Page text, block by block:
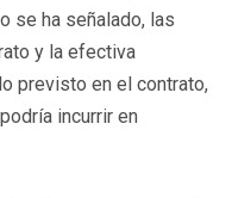
se ha señalado, las
y la efectiva
previsto en el contrato,
incurrir en